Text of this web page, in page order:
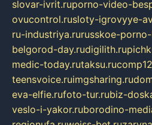
slovar-ivrit.ruporno-video-
ovucontrol.rusloty-igrovyye-
ru-industriya.rurusskoe-
belgorod-day.rudigilith.ru
medic-today.rutaksu.ru
teensvoice.ruimgsharing.ru
eva-elfie.rufoto-tur.rubiz-
veslo-i-yakor.ruborodino-